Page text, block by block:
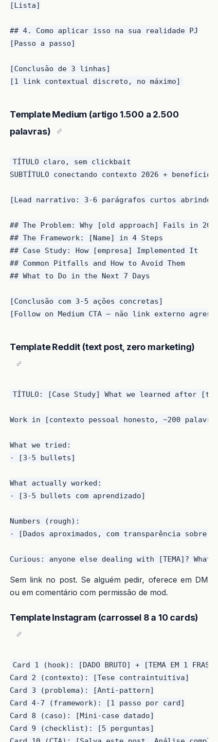
[Lista]
## 4. Como aplicar isso na sua realidade PJ
[Passo a passo]
[Conclusão de 3 linhas]
Template Medium (artigo 1.500 a 2.500
palavras)
TÍTULO claro, sem clickbait
SUBTÍTULO conectando contexto 2026 + benefício
[Lead narrativo: 3-6 parágrafos curtos abrindo
## The Problem: Why [old approach] Fails in
## The Framework: [Name] in 4 Steps
## Case Study: How [empresa] Implemented It
## Common Pitfalls and How to Avoid Them
## What to Do in the Next 7 Days
[Conclusão com 3-5 ações concretas]
Template Reddit (text post, zero marketing)
TÍTULO: [Case Study] What we learned
Work in [contexto pessoal honesto, ~200
What we tried:
- [3-5 bullets]
What actually worked:
- [3-5 bullets com aprendizado]
Numbers (rough):
- [Dados aproximados, com transparência sobre
Sem link no post. Se alguém pedir, oferece em DM
ou em comentário com permissão de mod.
Template Instagram (carrossel 8 a 10 cards)
Card 1 (hook): [DADO BRUTO] + [TEMA EM 1 FRASE]
Card 2 (contexto): [Tese contraintuitiva]
Card 3 (problema): [Anti-pattern]
Card 4-7 (framework): [1 passo por card]
Card 8 (caso): [Mini-case datado]
Card 9 (checklist): [5 perguntas]